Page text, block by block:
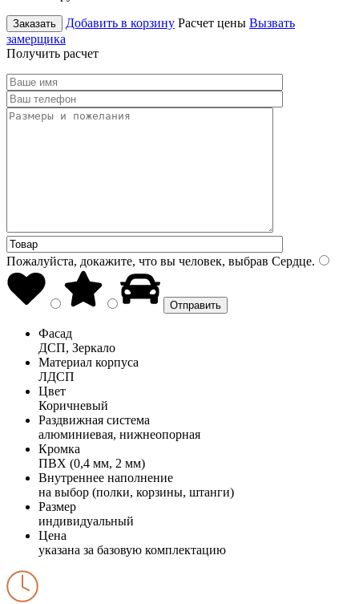
Заказать Добавить в корзину Расчет цены Вызвать
замерщика
Получить расчет
Пожалуйста, докажите, что вы человек, выбрав Сердце.
Фасад
ДСП, Зеркало
Материал корпуса
ЛДСП
Цвет
Коричневый
Раздвижная система
алюминиевая, нижнеопорная
Кромка
ПВХ (0,4 мм, 2 мм)
Внутреннее наполнение
на выбор (полки, корзины, штанги)
Размер
индивидуальный
Цена
указана за базовую комплектацию